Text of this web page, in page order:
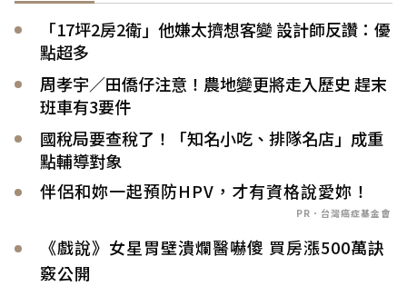
「17坪2房2衛」他嫌太擠想客變 設計師反讚：優
點超多
周孝宇／田僑仔注意！農地變更將走入歷史 趕末
班車有3要件
國稅局要查稅了！「知名小吃、排隊名店」成重
點輔導對象
伴侶和妳一起預防HPV，才有資格說愛妳！
PR．台灣癌症基金會
《戲說》女星胃壁潰爛醫嚇傻 買房漲500萬訣
竅公開